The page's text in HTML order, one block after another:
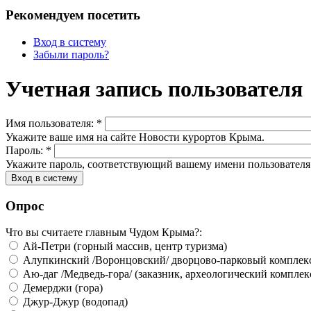
Рекомендуем посетить
Вход в систему
Забыли пароль?
Учетная запись пользователя
Имя пользователя: *
Укажите ваше имя на сайте Новости курортов Крыма.
Пароль: *
Укажите пароль, соответствующий вашему имени
Опрос
Что вы считаете главным Чудом Крыма?:
Ай-Петри (горный массив, центр туризма)
Алупкинский /Воронцовский/ дворцово-парковый
Аю-даг /Медведь-гора/ (заказник, археологический
Демерджи (гора)
Джур-Джур (водопад)